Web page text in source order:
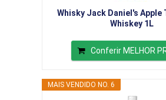
Whisky Jack Daniel's Apple
Whiskey 1L
Conferir MELHOR
MAIS VENDIDO NO. 6